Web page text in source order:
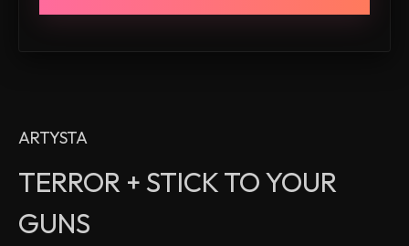
ARTYSTA
TERROR + STICK TO YOUR
GUNS